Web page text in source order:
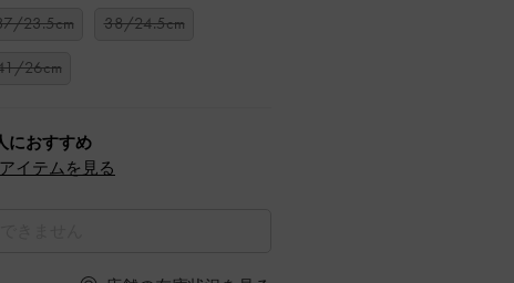
23.5cm
38/24.5cm
26cm
におすすめ
イテムを見る